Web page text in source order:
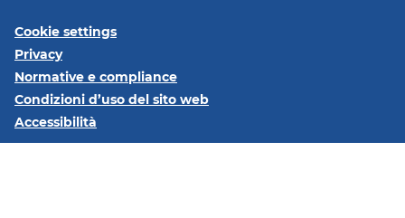
Cookie settings
Privacy
Normative e compliance
Condizioni d’uso del sito web
Accessibilità